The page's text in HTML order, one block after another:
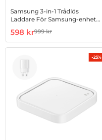
Samsung 3-in-1 Trådlös
Laddare För Samsung-enheter
Art. nr 1002870262
rea pris
598 krtidigare pris
999 kr
-25%